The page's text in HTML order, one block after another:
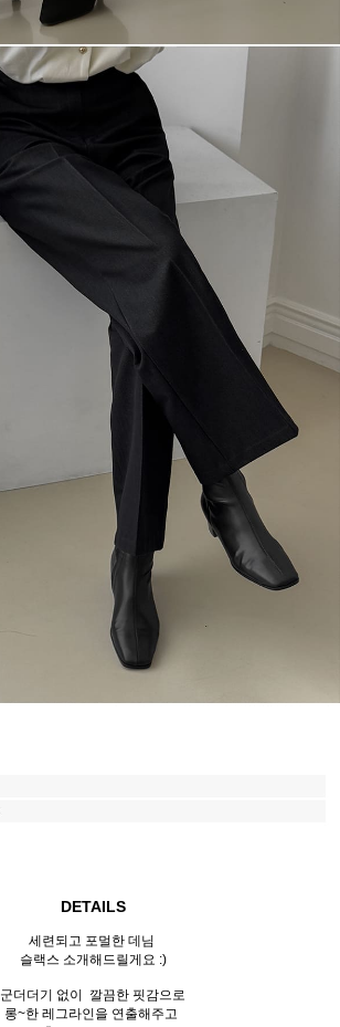
DETAILS
세련되고 포멀한 데님
슬랙스 소개해드릴게요 :)
군더더기 없이 깔끔한 핏감으로
롱~한 레그라인을 연출해주고